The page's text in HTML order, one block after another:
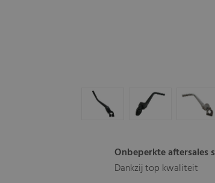
Onbeperkte aftersales
Dankzij top kwaliteit